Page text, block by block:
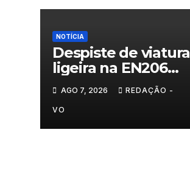
NOTÍCIA
Despiste de viatura
ligeira na EN206
cruzamento Fornos
do Pinhal
AGO 7, 2026 REDAÇÃO -
VO